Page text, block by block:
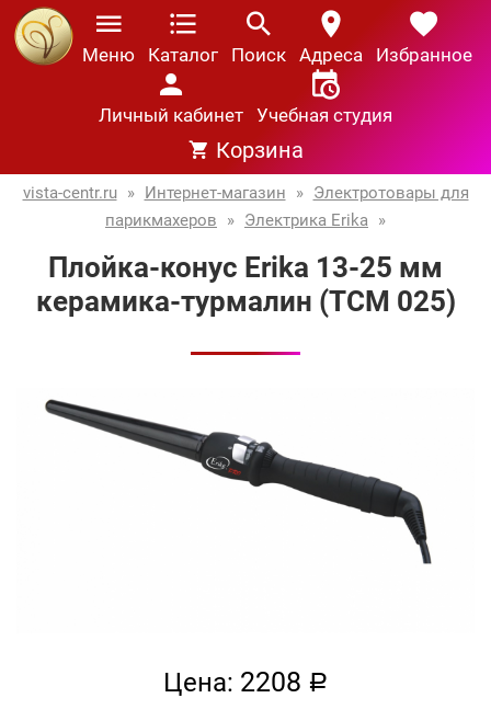
Меню Каталог Поиск Адреса Избранное
Личный кабинет Учебная студия
Корзина
vista-centr.ru » Интернет-магазин » Электротовары для
парикмахеров
» Электрика Erika »
Плойка-конус Erika 13-25 мм
керамика-турмалин (TСМ 025)
Цена: 2208 a